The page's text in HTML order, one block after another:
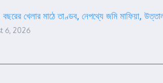
বছরের খেলার মাঠে তাণ্ডব, নেপথ্যে জমি মাফিয়া,
6, 2026